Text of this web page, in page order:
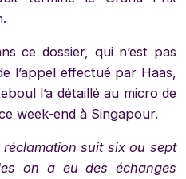
ce dossier, qui n’est pas
l’appel effectué par Haas,
l’a détaillé au micro de
week-end à Singapour.
réclamation suit six ou sept
on a eu des échanges